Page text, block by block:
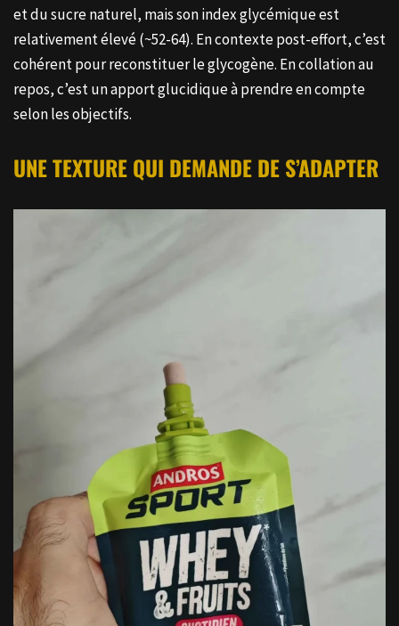
et du sucre naturel, mais son index glycémique est
relativement élevé (~52-64). En contexte post-effort, c’est
cohérent pour reconstituer le glycogène. En collation au
repos, c’est un apport glucidique à prendre en compte
selon les objectifs.
UNE TEXTURE QUI DEMANDE DE S’ADAPTER